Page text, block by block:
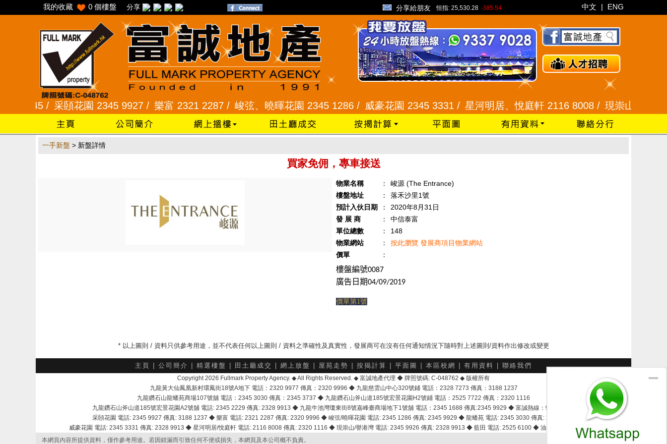
我的收藏 0 個樓盤 分享 分享給朋友 恒指: 25,530.28 -385.54 中文 | ENG
2345 / 采頣花園 2345 9927 / 樂富 2321 2287 / 峻弦、曉暉花園 2345 1286 / 威豪花園 2345 3331 / 星河明居、悅庭軒 2116 8008 / 現崇山、譽港
一手新盤 > 新盤詳情
買家免佣，專車接送
物業名稱 ：
峻源 (The Entrance)
樓盤地址
：
落禾沙里1號
預計入伙日期
：
2020年8月31日
發 展 商
：
中信泰富
單位總數
：
148
物業網站
：
按此瀏覽 發展商項目物業網站
價單
：
樓盤編號0087
廣告日期04/09/2019
價單第1號
* 以上圖則 / 資料只供參考用途，並不代表任何以上圖則 / 資料之準確性及真實性，發展商可在沒有任何通知情況下隨時對上述圖則/資料作出修改或變更
主頁 公司簡介 精選樓盤 田土廳成交 網上放盤 屋苑走勢 按揭計算 平面圖 本區校網 有用資料 聯絡我們
Copyright 2026 Fullmark Property Agency. ◆ All Rights Reserved. ◆ 富誠地產代理 ◆ 牌照號碼: C-048762 ◆ 版權所有
九龍黃大仙鳳凰新村環鳳街18號A地下 電話：2320 9977 傳真：2320 9996 ◆ 九龍慈雲山中心320號鋪 電話：2328 7273 傳真：3188 1237
九龍鑽石山龍蟠苑商場107號舖 電話：2345 3030 傳真：2345 3737 ◆ 九龍鑽石山斧山道185號宏景花園H2號鋪 電話：2525 7722 傳真：2320 1116
九龍鑽石山斧山道185號宏景花園A2號舖 電話: 2345 2229 傳真: 2328 9913 ◆ 九龍牛池灣瓊東街8號嘉峰臺商場地下1號舖 電話：2345 1688 傳真:2345 9929 ◆ 富誠熱線：9337 9028
采頣花園 電話: 2345 9927 傳真: 3188 1237 ◆ 樂富 電話: 2321 2287 傳真: 2320 9996 ◆ 峻弦/曉暉花園 電話: 2345 1286 傳真: 2345 9929 ◆ 龍蟠苑 電話: 2345 3030 傳真: 2345 3737
威豪花園 電話: 2345 3331 傳真: 2328 9913 ◆ 星河明居/悅庭軒 電話: 2116 8008 傳真: 2320 1116 ◆ 現崇山/譽港灣 電話: 2345 9926 傳真: 2328 9913 ◆ 藍田 電話: 2525 6100 ◆ 油塘 電話: 2525 3600
本網頁內容所提供資料，僅作參考用途。若因錯漏而引致任何不便或損失，本網頁及本公司概不負責。